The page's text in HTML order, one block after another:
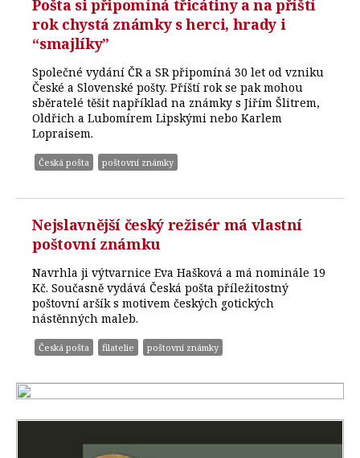
Pošta si připomíná třicátiny a na příští
rok chystá známky s herci, hrady i
“smajlíky”
Společné vydání ČR a SR připomíná 30 let od vzniku
České a Slovenské pošty. Příští rok se pak mohou
sběratelé těšit například na známky s Jiřím Šlitrem,
Oldřich a Lubomírem Lipskými nebo Karlem
Lopraisem.
Česká pošta poštovní známky
Nejslavnější český režisér má vlastní
poštovní známku
Navrhla ji výtvarnice Eva Hašková a má nominále 19
Kč. Současně vydává Česká pošta příležitostný
poštovní aršík s motivem českých gotických
nástěnných maleb.
Česká pošta filatelie poštovní známky